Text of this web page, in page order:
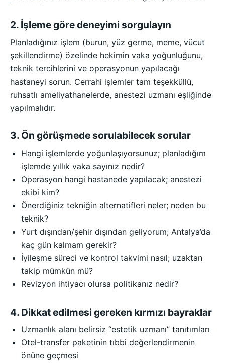
2. İşleme göre deneyimi sorgulayın
Planladığınız işlem (burun, yüz germe, meme, vücut
şekillendirme) özelinde hekimin vaka yoğunluğunu,
teknik tercihlerini ve operasyonun yapılacağı
hastaneyi sorun. Cerrahi işlemler tam teşekküllü,
ruhsatlı ameliyathanelerde, anestezi uzmanı eşliğinde
yapılmalıdır.
3. Ön görüşmede sorulabilecek sorular
Hangi işlemlerde yoğunlaşıyorsunuz; planladığım
işlemde yıllık vaka sayınız nedir?
Operasyon hangi hastanede yapılacak; anestezi
ekibi kim?
Önerdiğiniz tekniğin alternatifleri neler; neden bu
teknik?
Yurt dışından/şehir dışından geliyorum; Antalya’da
kaç gün kalmam gerekir?
İyileşme süreci ve kontrol takvimi nasıl; uzaktan
takip mümkün mü?
Revizyon ihtiyacı olursa politikanız nedir?
4. Dikkat edilmesi gereken kırmızı bayraklar
Uzmanlık alanı belirsiz “estetik uzmanı” tanıtımları
Otel-transfer paketinin tıbbi değerlendirmenin
önüne geçmesi